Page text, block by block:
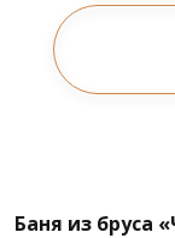
Баня из бруса